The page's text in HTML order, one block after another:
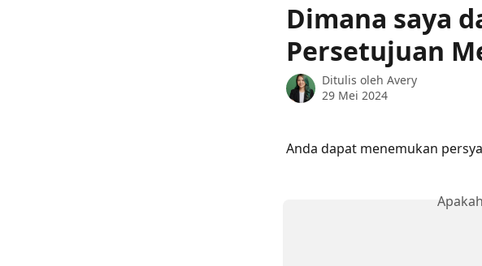
Dimana saya
Persetujuan
Ditulis oleh Avery
29 Mei 2024
Anda dapat menemukan